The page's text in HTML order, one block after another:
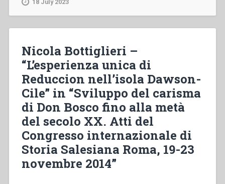
Apostolico
delle
terre
magellaniche
mons.
Giuseppe
Fagnano
(1887-
1916)”
18 July 2023
Nicola Bottiglieri –
“L’esperienza unica di
Reduccion nell’isola Dawson-
Cile” in “Sviluppo del carisma
di Don Bosco fino alla metà
del secolo XX. Atti del
Congresso internazionale di
Storia Salesiana Roma, 19-23
novembre 2014”